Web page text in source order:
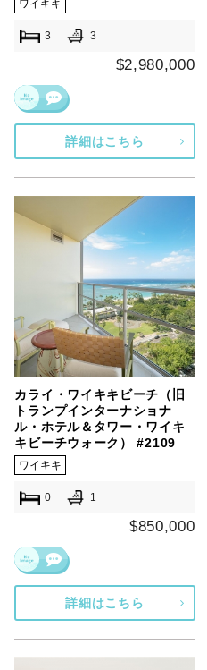
ワイキキ
3 3
$2,980,000
詳細はこちら
カライ・ワイキキビーチ（旧
トランプインターナショナ
ル・ホテル＆タワー・ワイキ
キビーチウォーク） #2109
ワイキキ
0 1
$850,000
詳細はこちら